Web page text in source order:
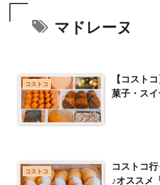
マドレーヌ
コストコ
【コスト
菓子・スイ
コストコ
コストコ
♪オススメ